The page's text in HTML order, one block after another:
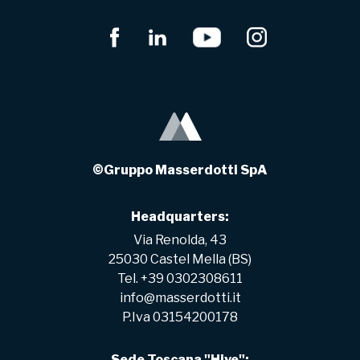
©Gruppo Masserdotti SpA
Headquarters:
Via Renolda, 43
25030 Castel Mella (BS)
Tel. +39 0302308611
info@masserdotti.it
P.Iva 03154200178